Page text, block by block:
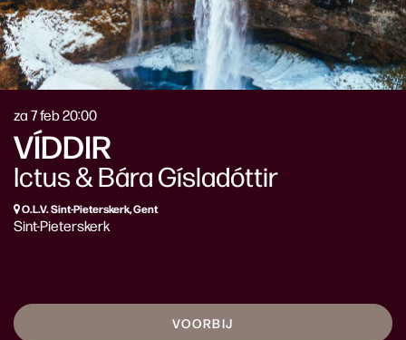
VÍDDIR
Ictus & Bára Gísladóttir
za 7 feb20:00
O.L.V. Sint-Pieterskerk, Gent
Sint-Pieterskerk
VOORBIJ